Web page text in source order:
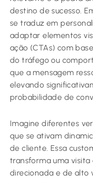
destino de sucesso.
se traduz em
adaptar elementos
ação (CTAs) com
do tráfego ou
que a mensagem
elevando
probabilidade de
Imagine diferentes
que se ativam
de cliente. Essa
transforma uma visita
direcionada e de alto